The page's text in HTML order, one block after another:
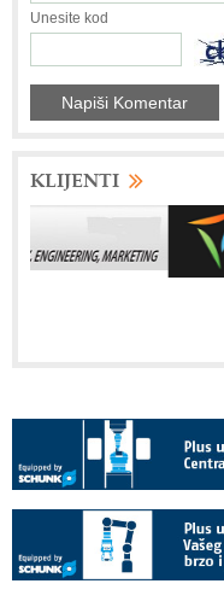
Unesite kod
KLIJENTI